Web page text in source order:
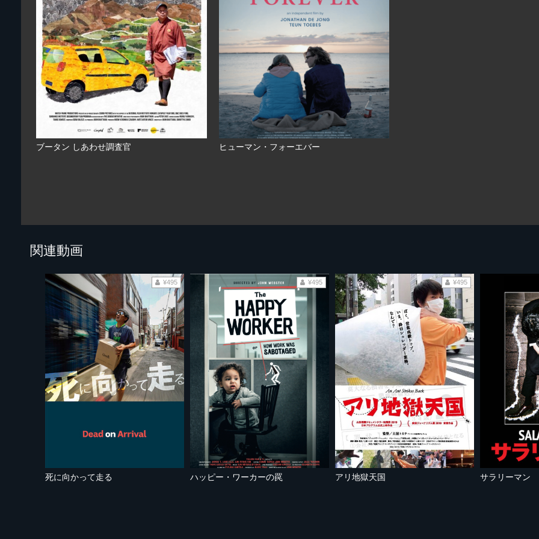
ブータン しあわせ調査官 ヒューマン・フォーエバー
関連動画
死に向かって走る
¥495
ハッピー・ワーカーの罠
¥495
アリ地獄天国
¥495
サラリーマン